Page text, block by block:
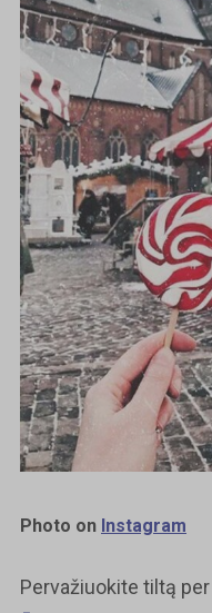
Photo on Instagram
Pervažiuokite tiltą